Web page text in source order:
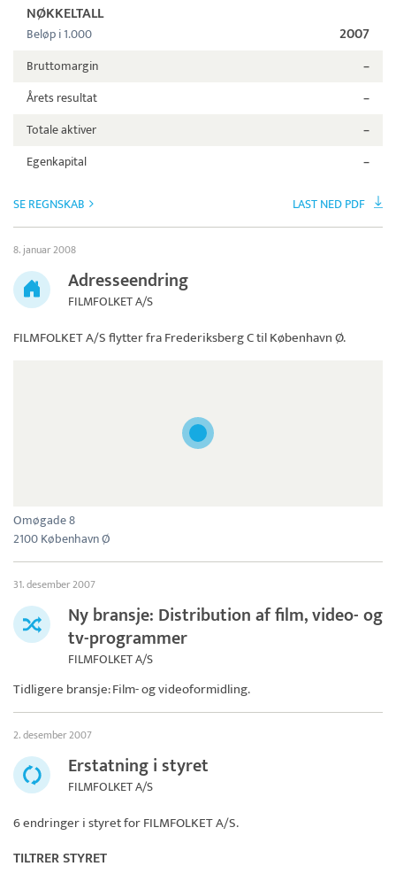
NØKKELTALL
Beløp i 1.000 2007
Bruttomargin
–
Årets resultat
–
Totale aktiver
–
Egenkapital
–
SE REGNSKAB LAST NED PDF
8. januar 2008
Adresseendring
FILMFOLKET A/S
FILMFOLKET A/Sflytter fra Frederiksberg C til København Ø.
Omøgade 8
2100 København Ø
31. desember 2007
Ny bransje: Distribution af film, video- og
tv-programmer
FILMFOLKET A/S
Tidligere bransje: Film- og videoformidling.
2. desember 2007
Erstatning i styret
FILMFOLKET A/S
6 endringer i styret forFILMFOLKET A/S.
TILTRER STYRET